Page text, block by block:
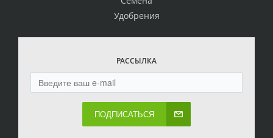
Удобрения
РАССЫЛКА
ПОДПИСАТЬСЯ